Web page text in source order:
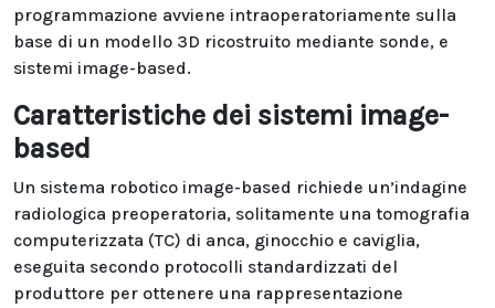
programmazione avviene intraoperatoriamente sulla
base di un modello 3D ricostruito mediante sonde, e
sistemi image-based.
Caratteristiche dei sistemi image-
based
Un sistema robotico image-based richiede un’indagine
radiologica preoperatoria, solitamente una tomografia
computerizzata (TC) di anca, ginocchio e caviglia,
eseguita secondo protocolli standardizzati del
produttore per ottenere una rappresentazione